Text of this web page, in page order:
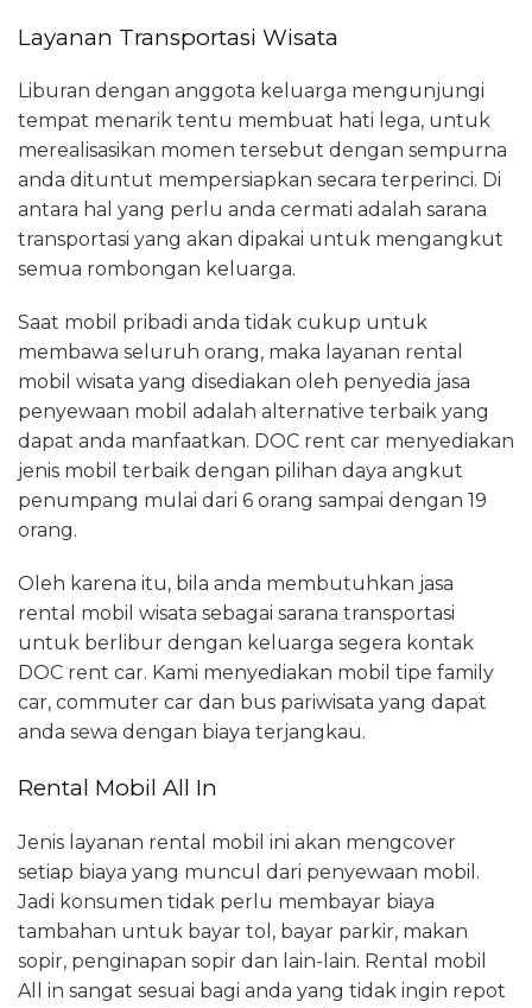
Layanan Transportasi Wisata
Liburan dengan anggota keluarga mengunjungi
tempat menarik tentu membuat hati lega, untuk
merealisasikan momen tersebut dengan sempurna
anda dituntut mempersiapkan secara terperinci. Di
antara hal yang perlu anda cermati adalah sarana
transportasi yang akan dipakai untuk mengangkut
semua rombongan keluarga.
Saat mobil pribadi anda tidak cukup untuk
membawa seluruh orang, maka layanan rental
mobil wisata yang disediakan oleh penyedia jasa
penyewaan mobil adalah alternative terbaik yang
dapat anda manfaatkan. DOC rent car menyediakan
jenis mobil terbaik dengan pilihan daya angkut
penumpang mulai dari 6 orang sampai dengan 19
orang.
Oleh karena itu, bila anda membutuhkan jasa
rental mobil wisata sebagai sarana transportasi
untuk berlibur dengan keluarga segera kontak
DOC rent car. Kami menyediakan mobil tipe family
car, commuter car dan bus pariwisata yang dapat
anda sewa dengan biaya terjangkau.
Rental Mobil All In
Jenis layanan rental mobil ini akan mengcover
setiap biaya yang muncul dari penyewaan mobil.
Jadi konsumen tidak perlu membayar biaya
tambahan untuk bayar tol, bayar parkir, makan
sopir, penginapan sopir dan lain-lain. Rental mobil
All in sangat sesuai bagi anda yang tidak ingin repot